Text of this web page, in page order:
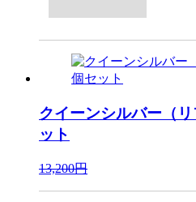
クイーンシルバー（
ット
13,200円